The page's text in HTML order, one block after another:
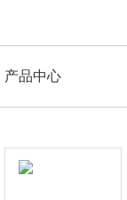
产品中心